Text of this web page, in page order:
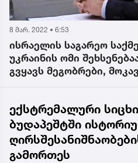
8 მარ. 2022 • 6:53
ისრაელის საგარეო
უკრაინის ომი
გვყავს მეგობრები,
უნდა იყოს
ექსტრემალური
ბუდაპეშტში
გამორთეს